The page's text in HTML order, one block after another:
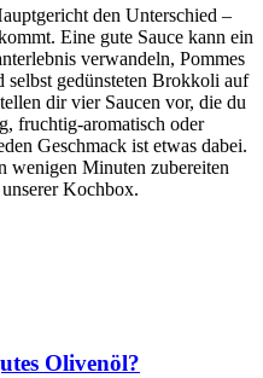
den Unterschied –
Eine gute Sauce kann ein
verwandeln, Pommes
selbst gedünsteten Brokkoli auf
dir vier Saucen vor, die du
fruchtig-aromatisch oder
Geschmack ist etwas dabei.
wenigen Minuten zubereiten
Kochbox.
Olivenöl?